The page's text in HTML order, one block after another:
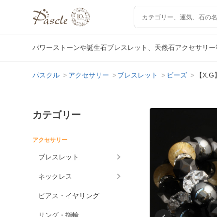
パワーストーンや誕生石ブレスレット、天然石アクセサリ
パスクル アクセサリー ブレスレット ビーズ 【
カテゴリー
アクセサリー
ブレスレット
ネックレス
ピアス・イヤリング
リング・指輪